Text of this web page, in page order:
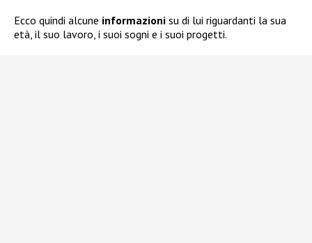
Ecco quindi alcune informazioni su di lui riguardanti la sua
età, il suo lavoro, i suoi sogni e i suoi progetti.